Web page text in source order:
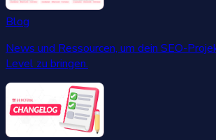
Blog
News und Ressourcen, um dein SEO-
Level zu bringen.